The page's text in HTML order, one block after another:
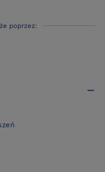
poprzez: